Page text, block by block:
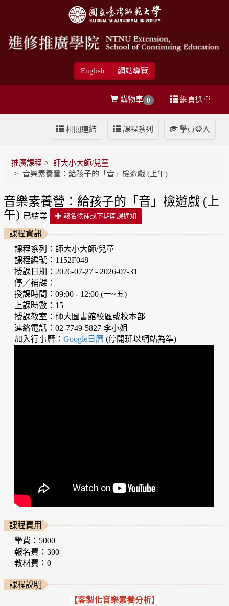
English 網站導覽
網頁選單
購物車 0
學員登入
課程系列
相關連結
推廣課程
師大小大師/兒童
音樂素養營：給孩子的「音」檢遊戲 (上午)
音樂素養營：給孩子的「音」檢遊戲 (上
午) 已結業 報名候補或下期開課通知
課程資訊
課程系列：師大小大師/兒童
課程編號：1152F048
授課日期：2026-07-27 - 2026-07-31
停／補課：
授課時間：09:00 - 12:00 (一~五)
上課時數：15
授課教室：師大圖書館校區或校本部
連絡電話：02-7749-5827 李小姐
加入行事曆：Google日曆(停開班以網站為準)
課程費用
學費：5000
報名費：300
教材費：0
課程說明
【客製化音樂素養分析】